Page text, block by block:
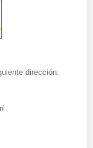
dirección: